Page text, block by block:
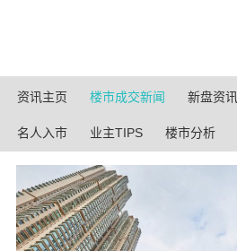
资讯主页 楼市成交新闻 新盘资讯
名人入市 业主TIPS 楼市分析